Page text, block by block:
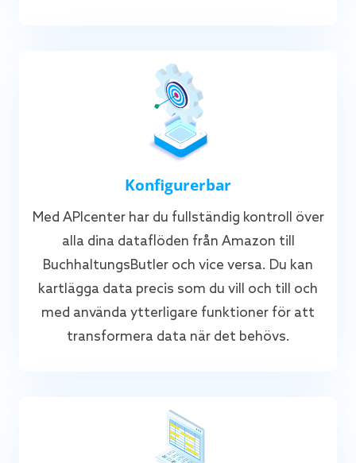
Konfigurerbar
Med APIcenter har du fullständig kontroll över
alla dina dataflöden från Amazon till
BuchhaltungsButler och vice versa. Du kan
kartlägga data precis som du vill och till och
med använda ytterligare funktioner för att
transformera data när det behövs.